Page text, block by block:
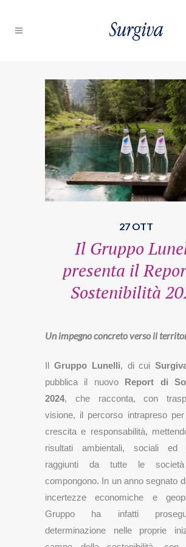
27 OTT
Il Gruppo
presenta il
Sostenibilità
Un impegno concreto verso il
Il Gruppo Lunelli, di cui
pubblica il nuovo Report di
2024, che racconta, con
visione, il percorso intrapreso per
crescita e responsabilità,
risultati ambientali, sociali ed
raggiunti da tutte le
compongono. In un anno segnato
incertezze economiche e
Gruppo ha infatti
determinazione nelle proprie